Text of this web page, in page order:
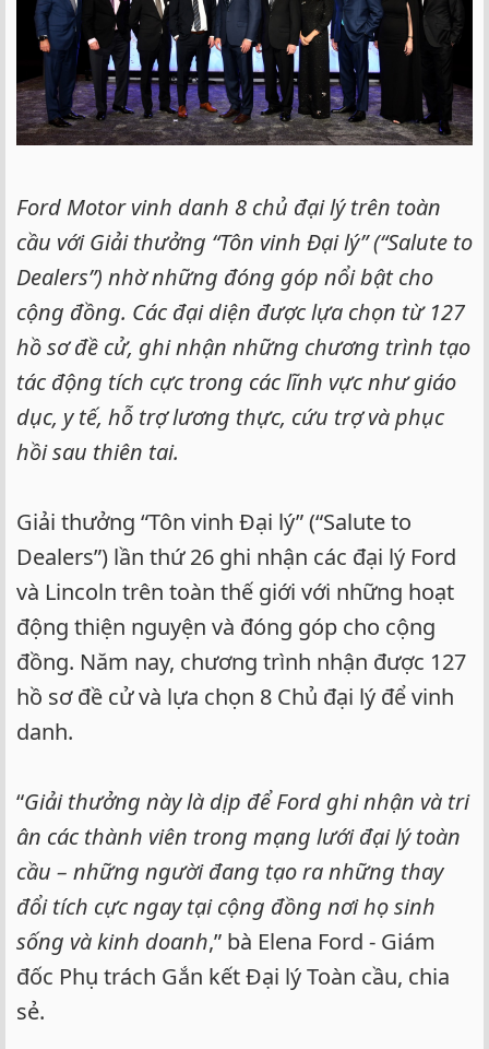
Ford Motor vinh danh 8 chủ đại lý trên toàn
cầu với Giải thưởng “Tôn vinh Đại lý” (“Salute to
Dealers”) nhờ những đóng góp nổi bật cho
cộng đồng. Các đại diện được lựa chọn từ 127
hồ sơ đề cử, ghi nhận những chương trình tạo
tác động tích cực trong các lĩnh vực như giáo
dục, y tế, hỗ trợ lương thực, cứu trợ và phục
hồi sau thiên tai.
Giải thưởng “Tôn vinh Đại lý” (“Salute to
Dealers”) lần thứ 26 ghi nhận các đại lý Ford
và Lincoln trên toàn thế giới với những hoạt
động thiện nguyện và đóng góp cho cộng
đồng. Năm nay, chương trình nhận được 127
hồ sơ đề cử và lựa chọn 8 Chủ đại lý để vinh
danh.
“Giải thưởng này là dịp để Ford ghi nhận và tri
ân các thành viên trong mạng lưới đại lý toàn
cầu – những người đang tạo ra những thay
đổi tích cực ngay tại cộng đồng nơi họ sinh
sống và kinh doanh,” bà Elena Ford - Giám
đốc Phụ trách Gắn kết Đại lý Toàn cầu, chia
sẻ.